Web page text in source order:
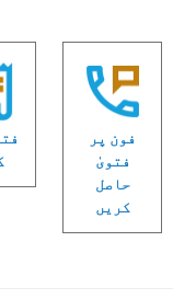
فون پر
فتویٰ
حاصل
کریں